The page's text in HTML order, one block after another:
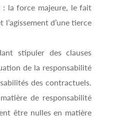
: la force majeure, le fait
d’une tierce
stipuler des clauses
de la responsabilité
des contractuels.
de responsabilité
être nulles en matière